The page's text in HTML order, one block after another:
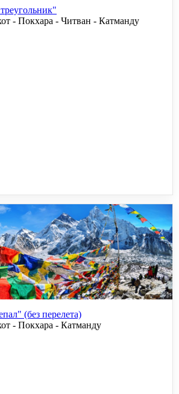
- Покхара - Читван - Катманду
(без перелета)
- Покхара - Катманду